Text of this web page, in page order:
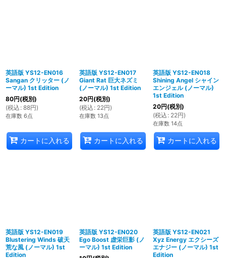
英語版 YS12-EN016
Sangan クリッター (ノ
ーマル) 1st Edition
80円(税別)
(税込 : 88円)
在庫数 6点
カートに入れる
英語版 YS12-EN017
Giant Rat 巨大ネズミ
(ノーマル) 1st Edition
20円(税別)
(税込 : 22円)
在庫数 13点
カートに入れる
英語版 YS12-EN018
Shining Angel シャイン
エンジェル (ノーマル)
1st Edition
20円(税別)
(税込 : 22円)
在庫数 14点
カートに入れる
英語版 YS12-EN019
Blustering Winds 破天
荒な風 (ノーマル) 1st
Edition
英語版 YS12-EN020
Ego Boost 虚栄巨影 (ノ
ーマル) 1st Edition
英語版 YS12-EN021
Xyz Energy エクシーズ
エナジー (ノーマル) 1st
Edition